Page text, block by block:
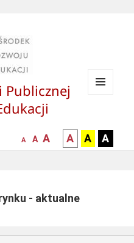
mniejsza
A
normalna
A
większa-
czcionka
A
kontrast
czarny
tle
A
kontrast
czarny
A
żółty
A
- aktualne